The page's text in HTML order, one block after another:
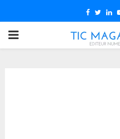
Facebook
PRIMARY